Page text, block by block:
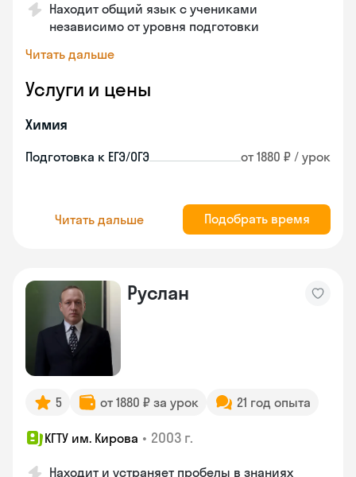
Находит общий язык с учениками
независимо от уровня подготовки
Читать дальше
Услуги и цены
Химия
Подготовка к ЕГЭ/ОГЭ от 1880 ₽ / урок
Читать дальше Подобрать время
Руслан
5 от 1880 ₽ за урок 21 год опыта
КГТУ им. Кирова • 2003 г.
Находит и устраняет пробелы в знаниях